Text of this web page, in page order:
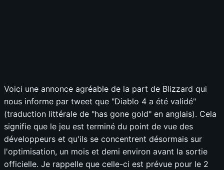
Voici une annonce agréable de la part de Blizzard qui
nous informe par tweet que "Diablo 4 a été validé"
(traduction littérale de "has gone gold" en anglais). Cela
signifie que le jeu est terminé du point de vue des
développeurs et qu'ils se concentrent désormais sur
l'optimisation, un mois et demi environ avant la sortie
officielle. Je rappelle que celle-ci est prévue pour le 2